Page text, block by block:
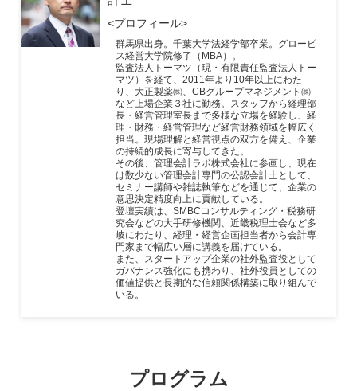
<プロフィール>
群馬県出身。千葉大学法経学部卒業。グロービ
ス経営大学院修了（MBA）。
監査法人トーマツ（現・有限責任監査法人トー
マツ）を経て、2011年より10年以上にわた
り、大正製薬㈱、CBグループマネジメント㈱
など上場企業３社に勤務。スタッフから経理部
長・経営管理室長まで多様な立場を経験し、経
理・財務・経営管理など経営財務領域を幅広く
担当。現場理解と経営視点の双方を備え、企業
の持続的成長に寄与してきた。
その後、管理会計ラボ株式会社に参画し、現在
は数少ない管理会計専門の公認会計士として、
セミナー講師や雑誌執筆などを通じて、企業の
意思決定精度向上に貢献している。
登壇実績は、SMBCコンサルティング・税務研
究会などの大手研修機関、近畿税理士会など多
岐にわたり、経理・経営企画担当者から会計専
門家まで幅広い層に講義を届けている。
また、スタートアップ企業の社外監査役として
ガバナンス強化にも携わり、社外役員としての
価値提供と長期的な信頼関係構築に取り組んで
いる。
プログラム